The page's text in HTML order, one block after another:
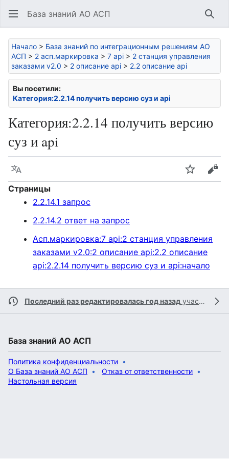
База знаний АО АСП
Начало > База знаний по интеграционным решениям АО
АСП > 2 асп.маркировка > 7 api > 2 станция управления
заказами v2.0 > 2 описание api > 2.2 описание api
Вы посетили:
Категория:2.2.14 получить версию суз и api
Категория:2.2.14 получить версию
суз и api
Язык Следить
Страницы
2.2.14.1 запрос
2.2.14.2 ответ на запрос
Асп.маркировка:7 api:2 станция управления
заказами v2.0:2 описание api:2.2 описание
api:2.2.14 получить версию суз и api:начало
Последний раз редактировалась год назад участником
База знаний АО АСП
Политика конфиденциальности
О База знаний АО АСП
Отказ от ответственности
Настольная версия